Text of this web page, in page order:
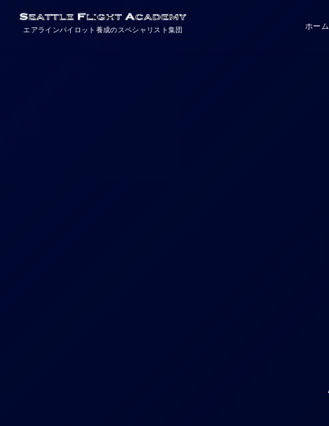
エアラインパイロット養成のスペシャリスト集団 ホーム